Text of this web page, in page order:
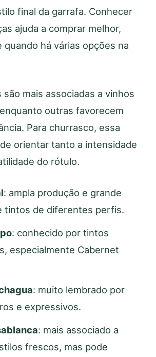
final da garrafa. Conhecer
ajuda a comprar melhor,
quando há várias opções na
são mais associadas a vinhos
outras favorecem
Para churrasco, essa
orientar tanto a intensidade
do rótulo.
: ampla produção e grande
tintos de diferentes perfis.
: conhecido por tintos
especialmente Cabernet
: muito lembrado por
e expressivos.
: mais associado a
frescos, mas pode